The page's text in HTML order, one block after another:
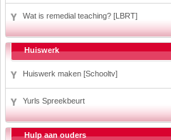
Wat is remedial teaching? [LBRT]
Huiswerk
Huiswerk maken [Schooltv]
Yurls Spreekbeurt
Hulp aan ouders